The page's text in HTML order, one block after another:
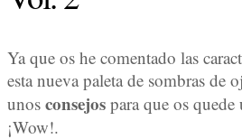
Ya que os he comentado las
esta nueva paleta de sombras de
unos consejos para que os
¡Wow!.